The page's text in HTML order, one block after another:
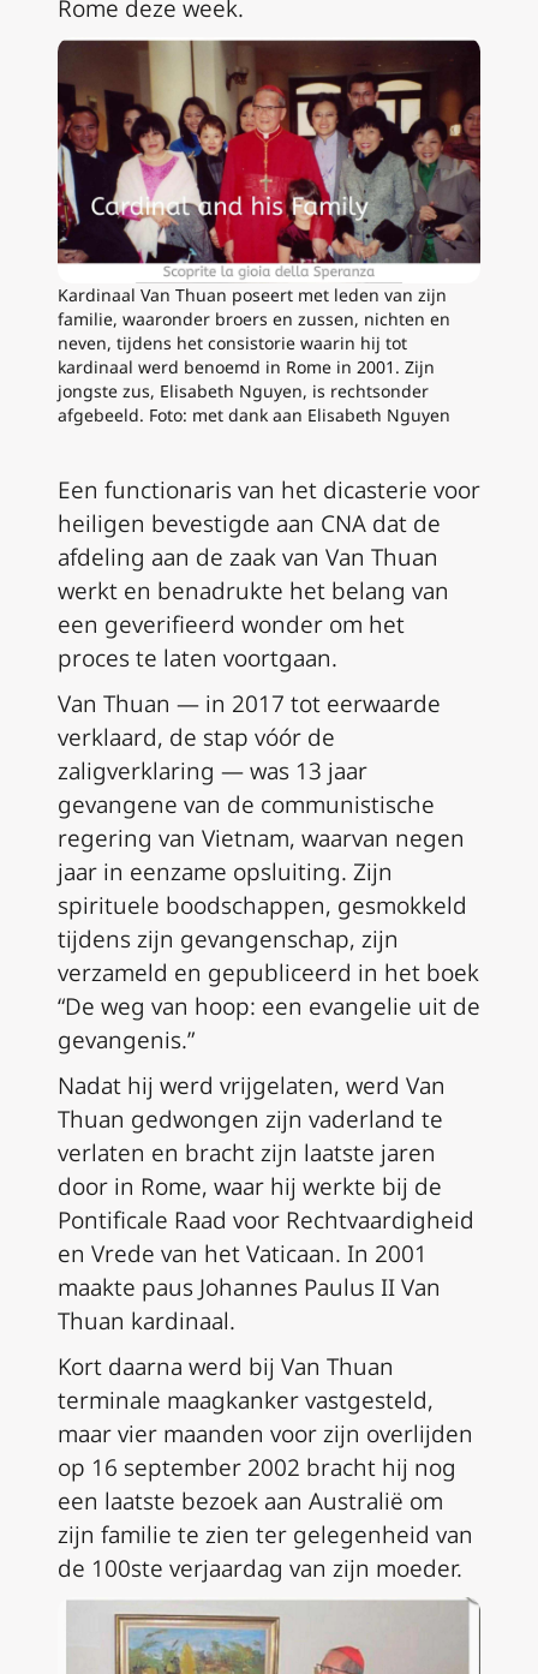
Rome deze week.
Kardinaal Van Thuan poseert met leden van zijn
familie, waaronder broers en zussen, nichten en
neven, tijdens het consistorie waarin hij tot
kardinaal werd benoemd in Rome in 2001. Zijn
jongste zus, Elisabeth Nguyen, is rechtsonder
afgebeeld. Foto: met dank aan Elisabeth Nguyen
Een functionaris van het dicasterie voor
heiligen bevestigde aan CNA dat de
afdeling aan de zaak van Van Thuan
werkt en benadrukte het belang van
een geverifieerd wonder om het
proces te laten voortgaan.
Van Thuan — in 2017 tot eerwaarde
verklaard, de stap vóór de
zaligverklaring — was 13 jaar
gevangene van de communistische
regering van Vietnam, waarvan negen
jaar in eenzame opsluiting. Zijn
spirituele boodschappen, gesmokkeld
tijdens zijn gevangenschap, zijn
verzameld en gepubliceerd in het boek
“De weg van hoop: een evangelie uit de
gevangenis.”
Nadat hij werd vrijgelaten, werd Van
Thuan gedwongen zijn vaderland te
verlaten en bracht zijn laatste jaren
door in Rome, waar hij werkte bij de
Pontificale Raad voor Rechtvaardigheid
en Vrede van het Vaticaan. In 2001
maakte paus Johannes Paulus II Van
Thuan kardinaal.
Kort daarna werd bij Van Thuan
terminale maagkanker vastgesteld,
maar vier maanden voor zijn overlijden
op 16 september 2002 bracht hij nog
een laatste bezoek aan Australië om
zijn familie te zien ter gelegenheid van
de 100ste verjaardag van zijn moeder.